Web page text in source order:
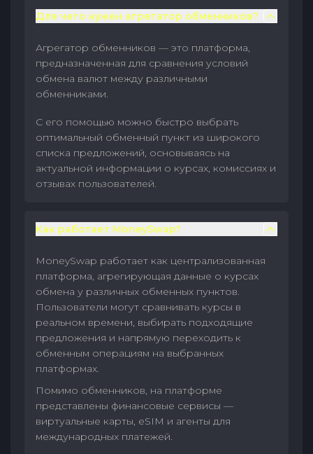
Для чего нужен агрегатор обменников?
Агрегатор обменников — это платформа,
предназначенная для сравнения условий
обмена валют между различными
обменниками.
С его помощью можно быстро выбрать
оптимальный обменный пункт из широкого
списка предложений, основываясь на
актуальной информации о курсах, комиссиях и
отзывах пользователей.
Как работает MoneySwap?
MoneySwap работает как централизованная
платформа, агрегирующая данные о курсах
обмена у различных обменных пунктов.
Пользователи могут сравнивать курсы в
реальном времени, выбирать подходящие
предложения и напрямую переходить к
обменным операциям на выбранных
платформах.
Помимо обменников, на платформе
представлены финансовые сервисы —
виртуальные карты, eSIM и агенты для
международных платежей.